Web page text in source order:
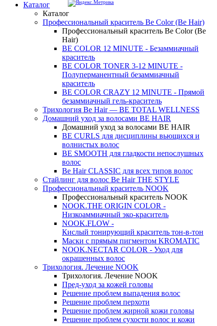
Каталог
Каталог
Профессиональный краситель Be Color (Be Hair)
Профессиональный краситель Be Color (Be
Hair)
BE COLOR 12 MINUTE - Безаммиачный
краситель
BE COLOR TONER 3-12 MINUTE -
Полуперманентный безаммиачный
краситель
BE COLOR CRAZY 12 MINUTE - Прямой
безаммиачный гель-краситель
Трихология Be Hair — BE TOTAL WELLNESS
Домашний уход за волосами BE HAIR
Домашний уход за волосами BE HAIR
BE CURLS для дисциплины вьющихся и
волнистых волос
BE SMOOTH для гладкости непослушных
волос
Be Hair CLASSIC для всех типов волос
Стайлинг для волос Be Hair THE STYLE
Профессиональный краситель NOOK
Профессиональный краситель NOOK
NOOK.THE ORIGIN COLOR -
Низкоаммиачный эко-краситель
NOOK.FLOW -
Кислый тонирующий краситель тон-в-тон
Маски с прямым пигментом KROMATIC
NOOK.NECTAR COLOR - Уход для
окрашенных волос
Трихология. Лечение NOOK
Трихология. Лечение NOOK
Пред-уход за кожей головы
Решение проблем выпадения волос
Решение проблем перхоти
Решение проблем жирной кожи головы
Решение проблем сухости волос и кожи